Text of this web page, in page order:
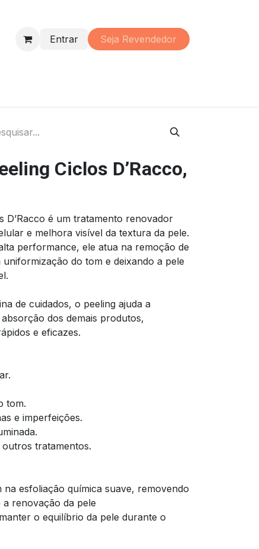
Entrar Seja Re​vendedor
Ciclos D’Racco,
D’Racco é um tratamento renovador
e melhora visível da textura da pele.
performance, ele atua na remoção de
do tom e deixando a pele
de cuidados, o peeling ajuda a
dos demais produtos,
e eficazes.
tom.
e imperfeições.
tratamentos.
esfoliação química suave, removendo
renovação da pele
o equilíbrio da pele durante o